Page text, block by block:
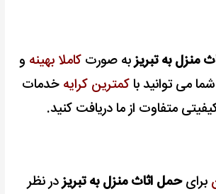
منزل به تبریزبه صورت کاملا بهینه و
می توانید باکمترین کرایه خدمات
کیفیتی متفاوت از ما دریافت کنید.
برایحمل اثاث منزل به تبریزدر نظر